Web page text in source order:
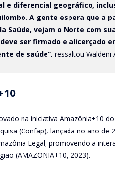
e diferencial geográfico,
A gente espera que a
Saúde, vejam o Norte com
ser firmado e alicerçado
de saúde”, ressaltou Waldeni
na iniciativa Amazônia+10
(Confap), lançada no ano de
Legal, promovendo a
(AMAZONIA+10, 2023).